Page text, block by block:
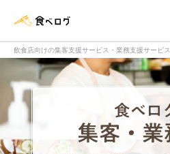
飲食店向けの集客支援サービス・業務支援サービス